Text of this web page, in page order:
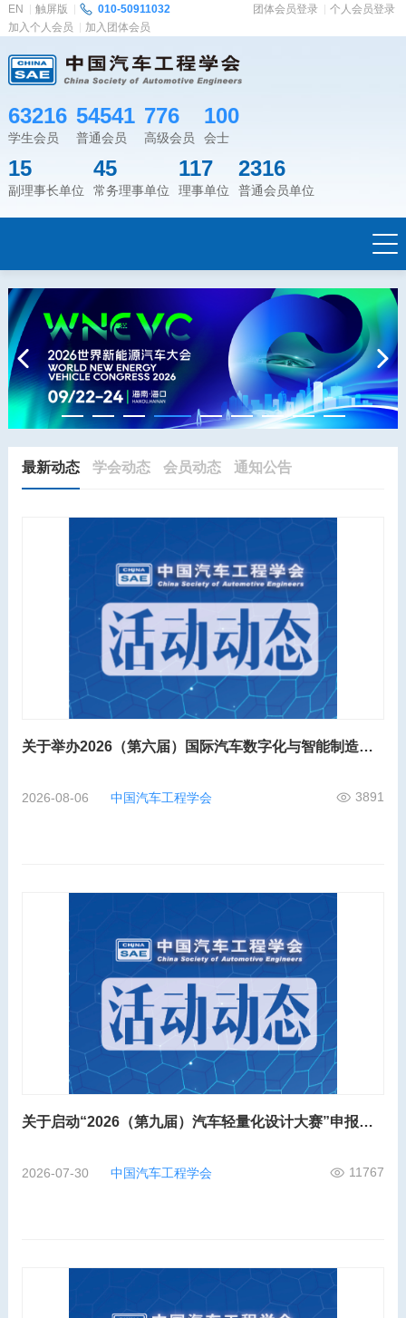
EN 触屏版 010-50911032 团体会员登录
个人会员登录
加入个人会员
加入团体会员
63216
学生会员
54541
普通会员
776
高级会员
100
会士
15
副理事长单位
45
常务理事单位
117
理事单位
2316
普通会员单位
Previous Next
最新动态 学会动态 会员动态 通知公告
关于举办2026（第六届）国际汽车数字化与智能制造大会的第二轮通知
2026-08-06 中国汽车工程学会 3891
关于启动“2026（第九届）汽车轻量化设计大赛”申报工作的通知
2026-07-30 中国汽车工程学会 11767